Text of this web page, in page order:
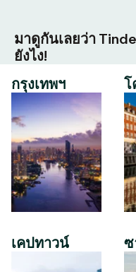
มาดูกันเลยว่า
ยังไง!
กรุงเทพฯ
เคปทาวน์
โ
ซ